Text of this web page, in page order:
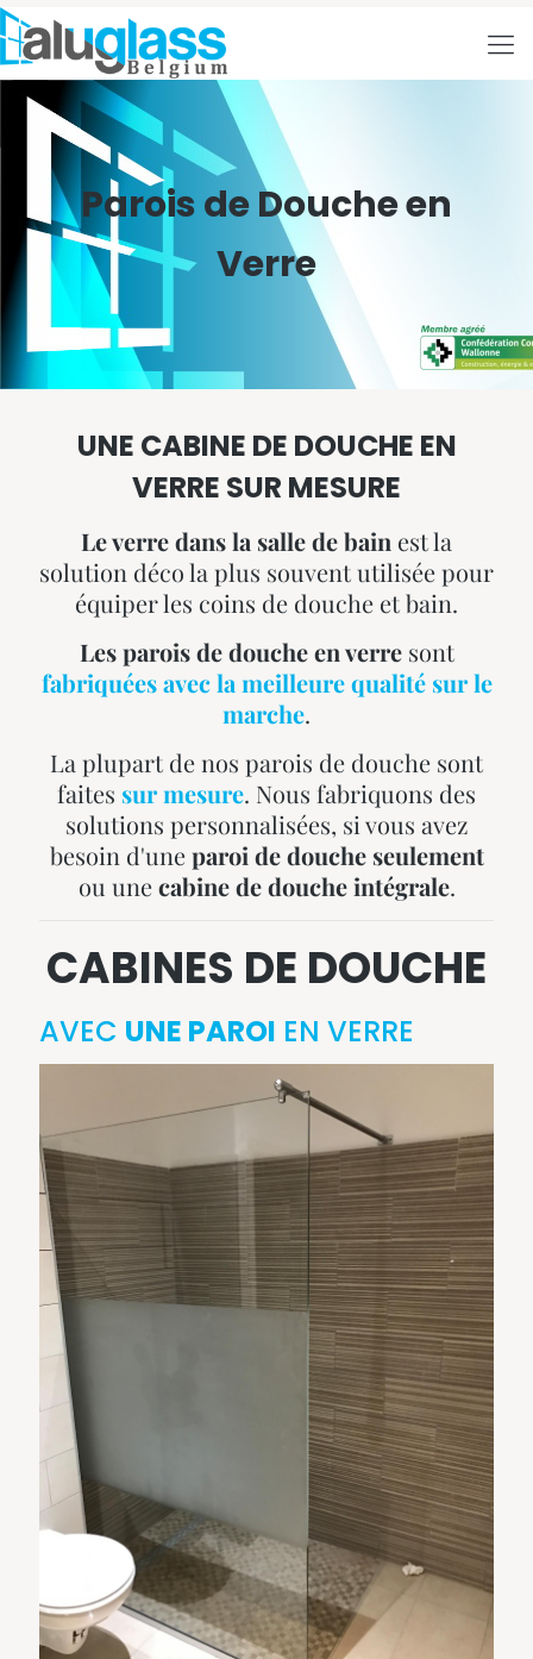
Parois de Douche en
Verre
UNE CABINE DE DOUCHE EN
VERRE SUR MESURE
Le verre dans la salle de bain est la
solution déco la plus souvent utilisée pour
équiper les coins de douche et bain.
Les parois de douche en verresont
fabriquées avec la meilleure qualité sur le
marche.
La plupart de nos parois de douche sont
faites sur mesure. Nous fabriquons des
solutions personnalisées, si vous avez
besoin d'uneparoi de douche seulement
ou unecabine de douche intégrale.
CABINES DE DOUCHE
AVEC UNE PAROI EN VERRE